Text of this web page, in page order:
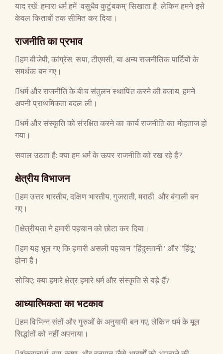
याद रखें: हमारा धर्म हमें ‘वसुधैव कुटुंबकम्’ सिखाता है, लेकिन हमने इसे
केवल किताबों तक सीमित कर दिया।
राजनीति का प्रभाव
हम बीजेपी, कांग्रेस, सपा, टीएमसी, या अन्य राजनीतिक पार्टियों के
समर्थक बन गए।
धर्म और राजनीति के बीच संतुलन स्थापित करने की बजाय, हमने
अपनी प्राथमिकता बदल ली।
धर्म और संस्कृति को संरक्षित करने का कार्य राजनीति का मोहताज हो
गया।
सवाल उठता है: क्या हम धर्म के ऊपर राजनीति को रख रहे हैं?
क्षेत्रीय विभाजन
हम उत्तर भारतीय, दक्षिण भारतीय, गुजराती, मराठी, और बंगाली बन
गए।
क्षेत्रीयता ने हमारी पहचान को छोटा कर दिया।
हम यह भूल गए कि हमारी असली पहचान “हिंदुस्तानी” और “हिंदू”
होना है।
सोचिए: क्या हमारे क्षेत्र हमारे धर्म और संस्कृति से बड़े हैं?
आध्यात्मिकता का भटकाव
हम विभिन्न संतों और गुरुओं के अनुयायी बन गए, लेकिन धर्म के मूल
सिद्धांतों को नहीं अपनाया।